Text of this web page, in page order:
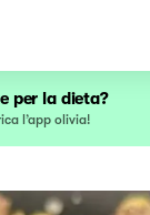
per la dieta?
l’app olivia!